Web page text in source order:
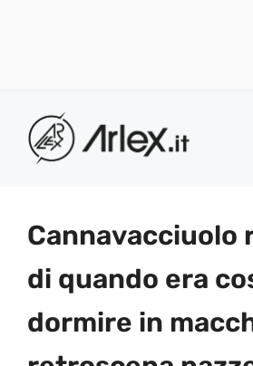
contenuto
Cannavacciuolo
di quando era
dormire in